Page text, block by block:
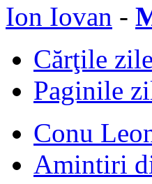
Ion Iovan -
Cărţile
Paginile
Conu
Amintiri